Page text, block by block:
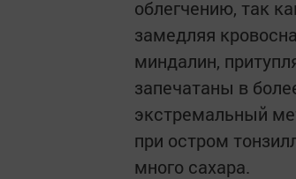
облегчению, так
замедляя
миндалин,
запечатаны в
экстремальный
при остром
много сахара.